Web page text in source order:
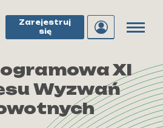
Zarejestruj
się
XI
Wyzwań